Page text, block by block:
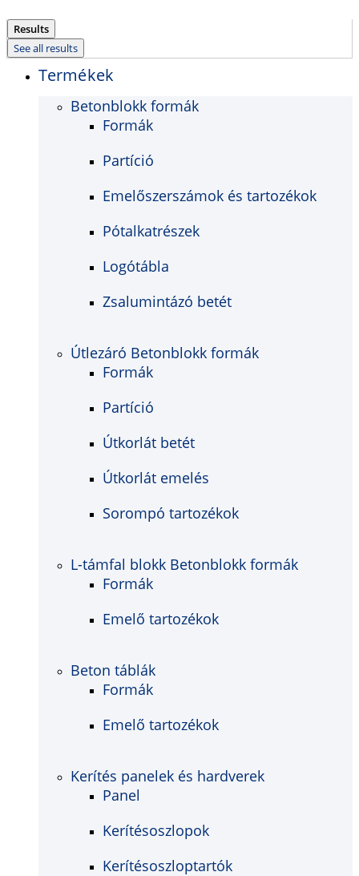
Results
See all results
Termékek
Betonblokk formák
Formák
Partíció
Emelőszerszámok és tartozékok
Pótalkatrészek
Logótábla
Zsalumintázó betét
Útlezáró Betonblokk formák
Formák
Partíció
Útkorlát betét
Útkorlát emelés
Sorompó tartozékok
L-támfal blokk Betonblokk formák
Formák
Emelő tartozékok
Beton táblák
Formák
Emelő tartozékok
Kerítés panelek és hardverek
Panel
Kerítésoszlopok
Kerítésoszloptartók